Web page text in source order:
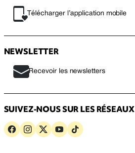
Télécharger l’application mobile
NEWSLETTER
Recevoir les newsletters
SUIVEZ-NOUS SUR LES RÉSEAUX